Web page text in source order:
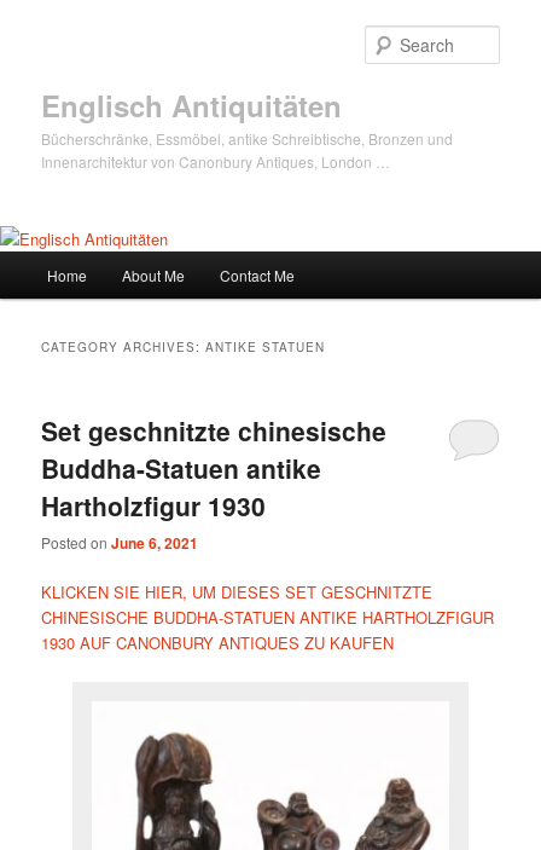
Englisch Antiquitäten
Bücherschränke, Essmöbel, antike Schreibtische, Bronzen und
Innenarchitektur von Canonbury Antiques, London …
Skip
content
Skip
content
Home About Me Contact Me
CATEGORY ARCHIVES:ANTIKE STATUEN
Set geschnitzte chinesische
Buddha-Statuen antike
Hartholzfigur 1930
Posted onJune 6, 2021
KLICKEN SIE HIER, UM DIESES SET GESCHNITZTE
CHINESISCHE BUDDHA-STATUEN ANTIKE HARTHOLZFIGUR
1930 AUF CANONBURY ANTIQUES ZU KAUFEN